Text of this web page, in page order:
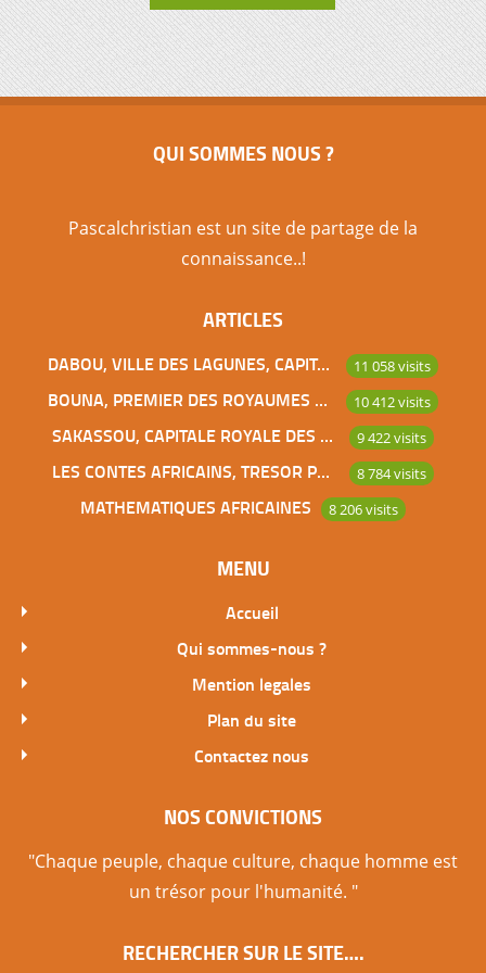
QUI SOMMES NOUS ?
Pascalchristian est un site de partage de la
connaissance..!
ARTICLES
DABOU, VILLE DES LAGUNES, CAPITALE DES ADJOUKROU 11 058 visits
BOUNA, PREMIER DES ROYAUMES DE CÔTE D’IVOIRE 10 412 visits
SAKASSOU, CAPITALE ROYALE DES BAOULES 9 422 visits
LES CONTES AFRICAINS, TRESOR POUR L’HUMANITE 8 784 visits
MATHEMATIQUES AFRICAINES 8 206 visits
MENU
Accueil
Qui sommes-nous ?
Mention legales
Plan du site
Contactez nous
NOS CONVICTIONS
"Chaque peuple, chaque culture, chaque homme est
un trésor pour l'humanité. "
RECHERCHER SUR LE SITE….